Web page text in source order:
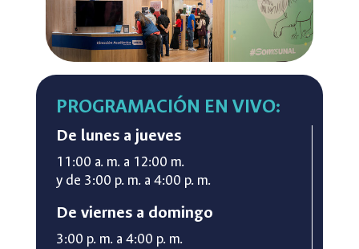
PROGRAMACIÓN EN VIVO:
De lunes a jueves
11:00 a. m. a 12:00 m.
y de 3:00 p. m. a 4:00 p. m.
De viernes a domingo
3:00 p. m. a 4:00 p. m.